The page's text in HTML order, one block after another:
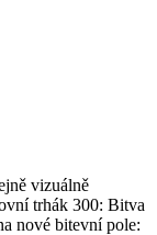
vizuálně
trhák 300: Bitva
nové bitevní pole: